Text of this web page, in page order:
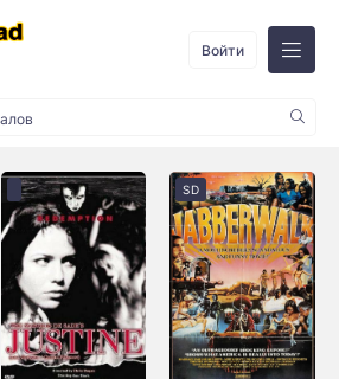
Войти
SD